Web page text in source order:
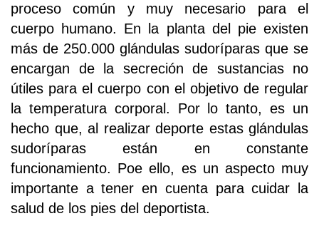
proceso común y muy necesario para el
cuerpo humano. En la planta del pie existen
más de 250.000 glándulas sudoríparas que se
encargan de la secreción de sustancias no
útiles para el cuerpo con el objetivo de regular
la temperatura corporal. Por lo tanto, es un
hecho que, al realizar deporte estas glándulas
sudoríparas están en constante
funcionamiento. Poe ello, es un aspecto muy
importante a tener en cuenta para cuidar la
salud de los pies del deportista.